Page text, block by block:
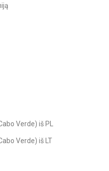
Verde) iš PL
Verde) iš LT